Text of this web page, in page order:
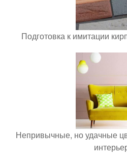
Подготовка к имитации
Непривычные, но удачные